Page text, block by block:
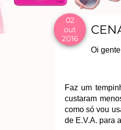
02
out
2016
Oi
Faz um
custaram
como só vou
de E.V.A. para